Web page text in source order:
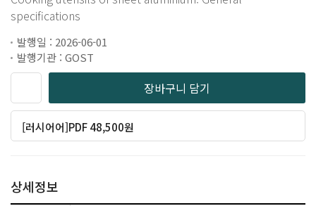
specifications
발행일 : 2026-06-01
발행기관 : GOST
장바구니 담기
[러시어어]PDF 48,500원
상세정보